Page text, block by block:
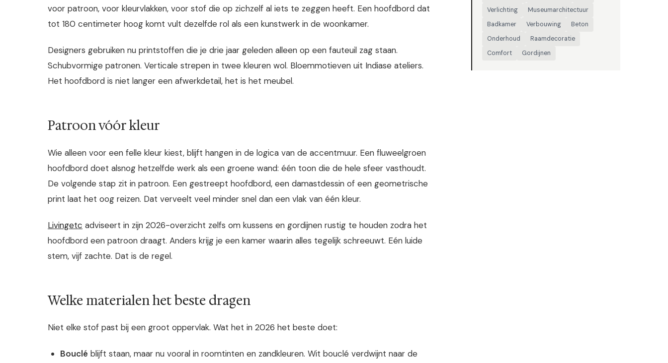
voor patroon, voor kleurvlakken, voor stof die op zichzelf al iets te zeggen heeft. Een hoofdbord dat
tot 180 centimeter hoog komt vult dezelfde rol als een kunstwerk in de woonkamer.
Designers gebruiken nu printstoffen die je drie jaar geleden alleen op een fauteuil zag staan.
Schubvormige patronen. Verticale strepen in twee kleuren wol. Bloemmotieven uit Indiase ateliers.
Het hoofdbord is niet langer een afwerkdetail, het is het meubel.
Patroon vóór kleur
Wie alleen voor een felle kleur kiest, blijft hangen in de logica van de accentmuur. Een fluweelgroen
hoofdbord doet alsnog hetzelfde werk als een groene wand: één toon die de hele sfeer vasthoudt.
De volgende stap zit in patroon. Een gestreept hoofdbord, een damastdessin of een geometrische
print laat het oog reizen. Dat verveelt veel minder snel dan een vlak van één kleur.
Livingetc adviseert in zijn 2026-overzicht zelfs om kussens en gordijnen rustig te houden zodra het
hoofdbord een patroon draagt. Anders krijg je een kamer waarin alles tegelijk schreeuwt. Eén luide
stem, vijf zachte. Dat is de regel.
Welke materialen het beste dragen
Niet elke stof past bij een groot oppervlak. Wat het in 2026 het beste doet:
Bouclé blijft staan, maar nu vooral in roomtinten en zandkleuren. Wit bouclé verdwijnt naar de
Verlichting
Museumarchitectuur
Badkamer
Verbouwing
Beton
Onderhoud
Raamdecoratie
Comfort
Gordijnen